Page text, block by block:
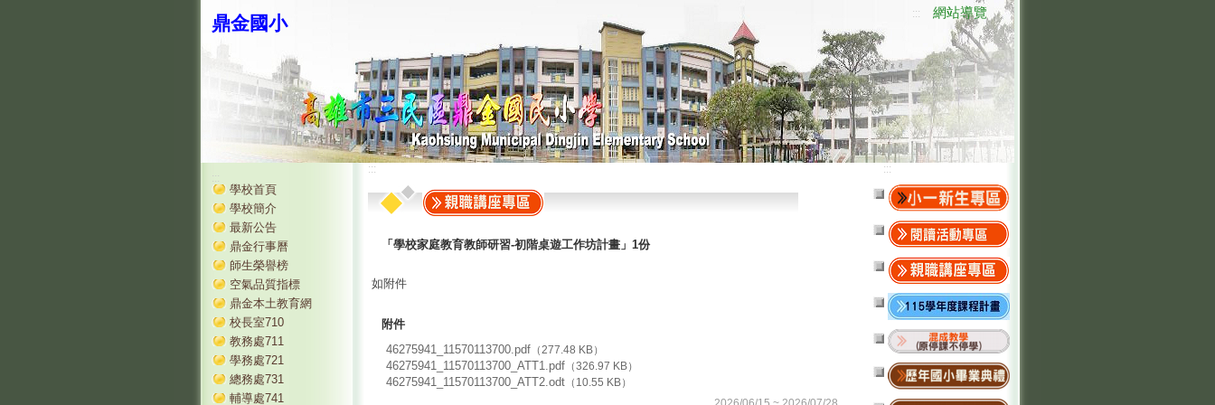
::: 網站導覽
鼎金國小
:::
學校首頁
學校簡介
最新公告
鼎金行事曆
師生榮譽榜
空氣品質指標
鼎金本土教育網
校長室710
教務處711
學務處721
總務處731
輔導處741
:::
「學校家庭教育教師研習-初階桌遊工作坊計畫」1份
如附件
附件
46275941_11570113700.pdf （277.48 KB）
46275941_11570113700_ATT1.pdf （326.97 KB）
46275941_11570113700_ATT2.odt （10.55 KB）
:::